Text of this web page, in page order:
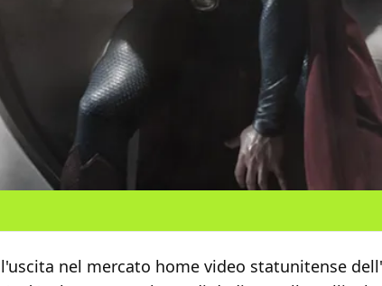
nel mercato home video statunitense